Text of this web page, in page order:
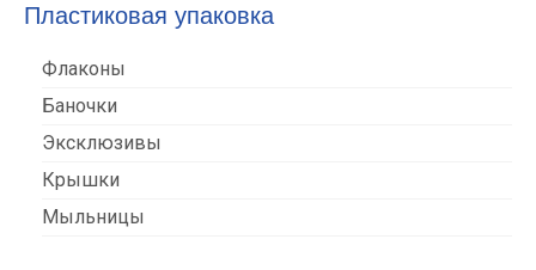
Пластиковая упаковка
Флаконы
Баночки
Эксклюзивы
Крышки
Мыльницы